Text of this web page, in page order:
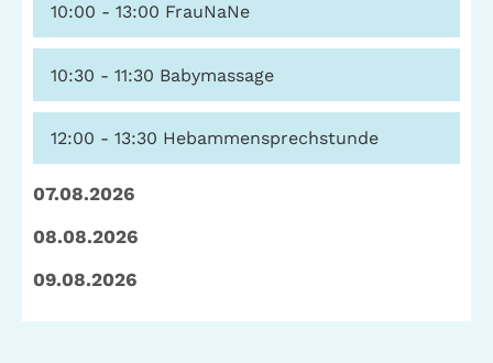
10:00 - 13:00 FrauNaNe
10:30 - 11:30 Babymassage
12:00 - 13:30 Hebammensprechstunde
07.08.2026
08.08.2026
09.08.2026